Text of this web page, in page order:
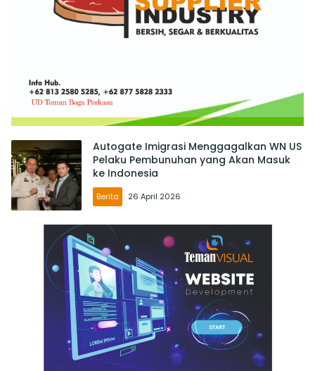
Autogate Imigrasi Menggagalkan WN US
Pelaku Pembunuhan yang Akan Masuk
ke Indonesia
Berita 26 April 2026